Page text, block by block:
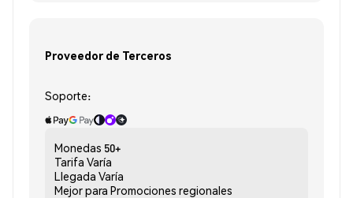
Proveedor de Terceros
Soporte:
Monedas 50+
Tarifa Varía
Llegada Varía
Mejor para Promociones regionales